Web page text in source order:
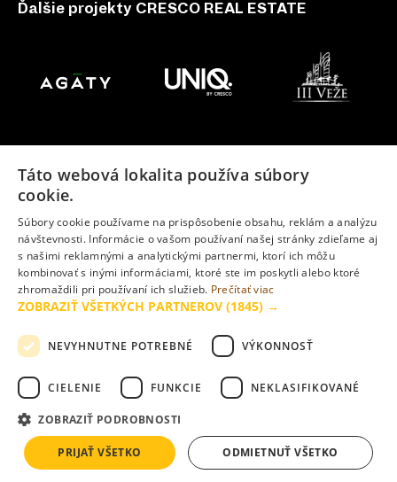
Ďalšie projekty CRESCO REAL ESTATE
charakter a nemusia v plnom rozsahu zodpovedať skutočnosti.
© Cresco Real Estate, a. s.
Všetky práva vyhradené.
Powered by:
Táto webová lokalita používa súbory
cookie.
Súbory cookie používame na prispôsobenie obsahu, reklám a analýzu
návštevnosti. Informácie o vašom používaní našej stránky zdieľame aj
s našimi reklamnými a analytickými partnermi, ktorí ich môžu
kombinovať s inými informáciami, ktoré ste im poskytli alebo ktoré
zhromaždili pri používaní ich služieb. Prečítať viac
ZOBRAZIŤ VŠETKÝCH PARTNEROV (1845) →
NEVYHNUTNE POTREBNÉ VÝKONNOSŤ
CIELENIE FUNKCIE NEKLASIFIKOVANÉ
ZOBRAZIŤ PODROBNOSTI
PRIJAŤ VŠETKO ODMIETNUŤ VŠETKO